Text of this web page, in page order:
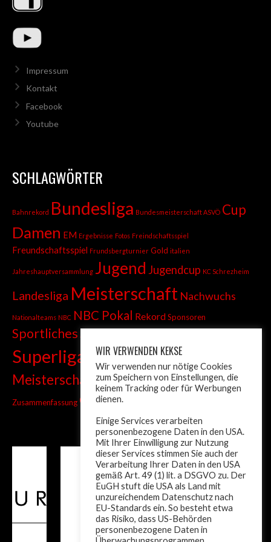
Impressum
Kontakt
Facebook
Youtube
SCHLAGWÖRTER
Bahnrekord Bundesliga Bundesmeisterschaft ASVÖ Cup
Damen EM Ergebnisse Fotos Freindschaftsspiel
Freundschaftsspiel Frundsbergturnier Gold italien
Jahreshauptversammlung Jugend Jugendcup KC Schrezheim
Landesliga Meisterschaft Nachwuchs
Nationalteams NBC NBC Pokal RekordSponsoren
SportlichesSprint
Superliga TandemTiroler Liga
Meisterschaft Trainer Turnier Weltcup wm
Zusammenfassung ÖM Österreich
WIR VERWENDEN KEKSE
Wir verwenden nur nötige Cookies
zum Speichern von Einstellungen, die
keinem Tracking oder für Werbungen
dienen.
Einige Services verarbeiten
personenbezogene Daten in den USA.
Mit Ihrer Einwilligung zur Nutzung
dieser Services stimmen Sie auch der
Verarbeitung Ihrer Daten in den USA
gemäß Art. 49 (1) lit. a DSGVO zu. Der
EuGH stuft die USA als Land mit
unzureichendem Datenschutz nach
EU-Standards ein. So besteht etwa
das Risiko, dass US-Behörden
personenbezogene Daten in